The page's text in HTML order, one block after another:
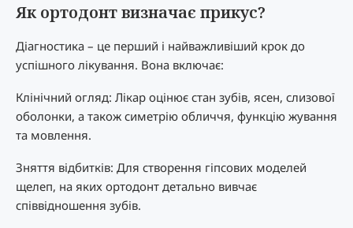
Як ортодонт визначає прикус?
Діагностика – це перший і найважливіший крок до
успішного лікування. Вона включає:
Клінічний огляд: Лікар оцінює стан зубів, ясен, слизової
оболонки, а також симетрію обличчя, функцію жування
та мовлення.
Зняття відбитків: Для створення гіпсових моделей
щелеп, на яких ортодонт детально вивчає
співвідношення зубів.